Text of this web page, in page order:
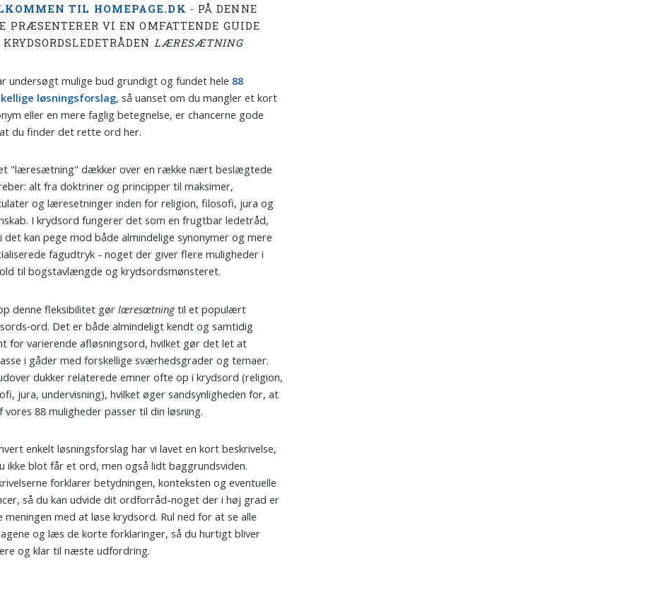
TIL HOMEPAGE.DK - PÅ DENNE
PRÆSENTERER VI EN OMFATTENDE GUIDE
LÆRESÆTNING
undersøgt mulige bud grundigt og fundet hele 88
løsningsforslag, så uanset om du mangler et kort
eller en mere faglig betegnelse, er chancerne gode
du finder det rette ord her.
"læresætning" dækker over en række nært beslægtede
alt fra doktriner og principper til maksimer,
og læresetninger inden for religion, filosofi, jura og
I krydsord fungerer det som en frugtbar ledetråd,
det kan pege mod både almindelige synonymer og mere
fagudtryk - noget der giver flere muligheder i
til bogstavlængde og krydsordsmønsteret.
denne fleksibilitet gørlæresætning til et populært
Det er både almindeligt kendt og samtidig
for varierende afløsningsord, hvilket gør det let at
i gåder med forskellige sværhedsgrader og temaer.
dukker relaterede emner ofte op i krydsord (religion,
jura, undervisning), hvilket øger sandsynligheden for, at
vores 88 muligheder passer til din løsning.
enkelt løsningsforslag har vi lavet en kort beskrivelse,
ikke blot får et ord, men også lidt baggrundsviden.
forklarer betydningen, konteksten og eventuelle
så du kan udvide dit ordforråd-noget der i høj grad er
meningen med at løse krydsord. Rul ned for at se alle
og læs de korte forklaringer, så du hurtigt bliver
og klar til næste udfordring.